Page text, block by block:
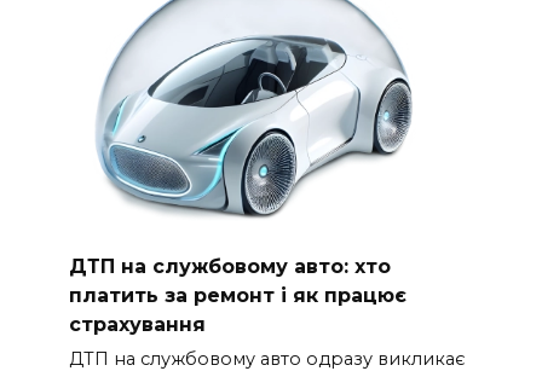
ДТП на службовому авто: хто
платить за ремонт і як працює
страхування
ДТП на службовому авто одразу викликає